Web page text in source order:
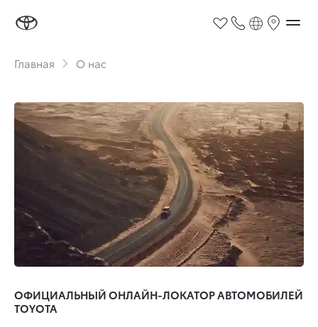
Главная О нас
ОФИЦИАЛЬНЫЙ ОНЛАЙН-ЛОКАТОР АВТОМОБИЛЕЙ
TOYOTA